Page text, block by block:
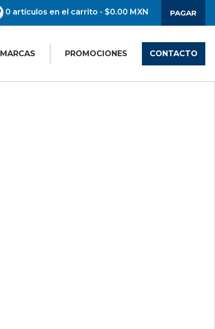
0 artículos en el carrito - $0.00 MXN PAGAR
MARCAS PROMOCIONES CONTACTO